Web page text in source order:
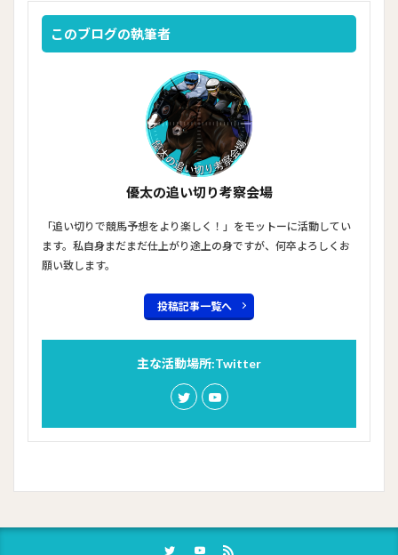
このブログの執筆者
優太の追い切り考察会場
「追い切りで競馬予想をより楽しく！」をモットーに活動してい
ます。私自身まだまだ仕上がり途上の身ですが、何卒よろしくお
願い致します。
投稿記事一覧へ
主な活動場所:Twitter